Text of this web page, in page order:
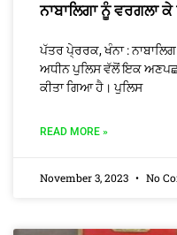
ਨਾਬਾਲਿਗਾ ਨੂੰ ਵਰਗਲਾ ਕੇ
ਪੱਤਰ ਪੇ੍ਰਰਕ, ਖੰਨਾ :
ਅਧੀਨ ਪੁਲਿਸ ਵੱਲੋਂ ਇਕ
ਕੀਤਾ ਗਿਆ ਹੈ। ਪੁਲਿਸ
READ MORE »
November 3, 2023 No